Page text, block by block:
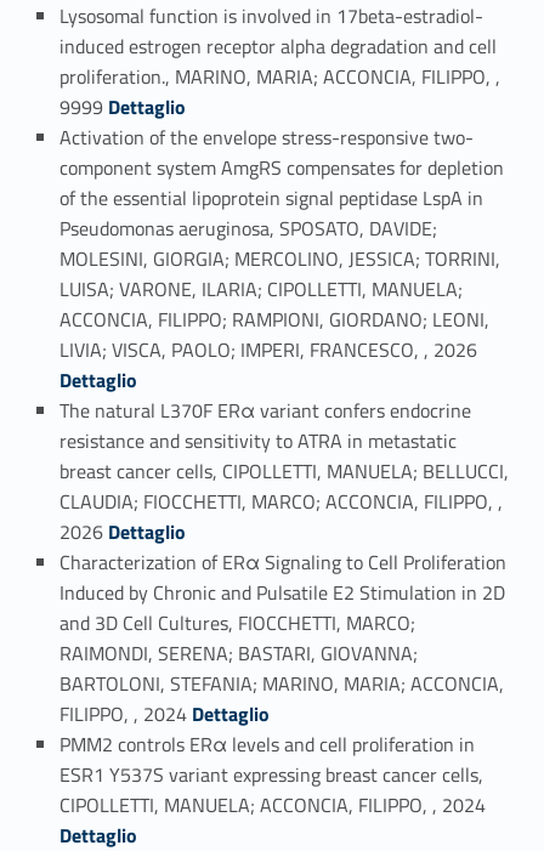
Lysosomal function is involved in 17beta-estradiol-
induced estrogen receptor alpha degradation and cell
proliferation., MARINO, MARIA; ACCONCIA, FILIPPO, ,
9999 Link identifier #identifier_person_158184-1Dettaglio
Activation of the envelope stress-responsive two-
component system AmgRS compensates for depletion
of the essential lipoprotein signal peptidase LspA in
Pseudomonas aeruginosa, SPOSATO, DAVIDE;
MOLESINI, GIORGIA; MERCOLINO, JESSICA; TORRINI,
LUISA; VARONE, ILARIA; CIPOLLETTI, MANUELA;
ACCONCIA, FILIPPO; RAMPIONI, GIORDANO; LEONI,
LIVIA; VISCA, PAOLO; IMPERI, FRANCESCO, , 2026 Link identifier #identifier_person_114183-2
Dettaglio
The natural L370F ERα variant confers endocrine
resistance and sensitivity to ATRA in metastatic
breast cancer cells, CIPOLLETTI, MANUELA; BELLUCCI,
CLAUDIA; FIOCCHETTI, MARCO; ACCONCIA, FILIPPO, ,
2026 Link identifier #identifier_person_121992-3Dettaglio
Characterization of ERα Signaling to Cell Proliferation
Induced by Chronic and Pulsatile E2 Stimulation in 2D
and 3D Cell Cultures, FIOCCHETTI, MARCO;
RAIMONDI, SERENA; BASTARI, GIOVANNA;
BARTOLONI, STEFANIA; MARINO, MARIA; ACCONCIA,
FILIPPO, , 2024 Link identifier #identifier_person_159826-4Dettaglio
PMM2 controls ERα levels and cell proliferation in
ESR1 Y537S variant expressing breast cancer cells,
CIPOLLETTI, MANUELA; ACCONCIA, FILIPPO, , 2024
Dettaglio